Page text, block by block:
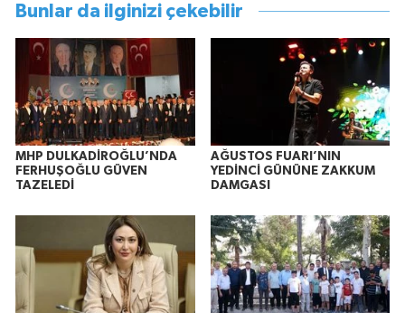
Bunlar da ilginizi çekebilir
MHP DULKADİROĞLU’NDA
FERHUŞOĞLU GÜVEN
TAZELEDİ
AĞUSTOS FUARI’NIN
YEDİNCİ GÜNÜNE ZAKKUM
DAMGASI